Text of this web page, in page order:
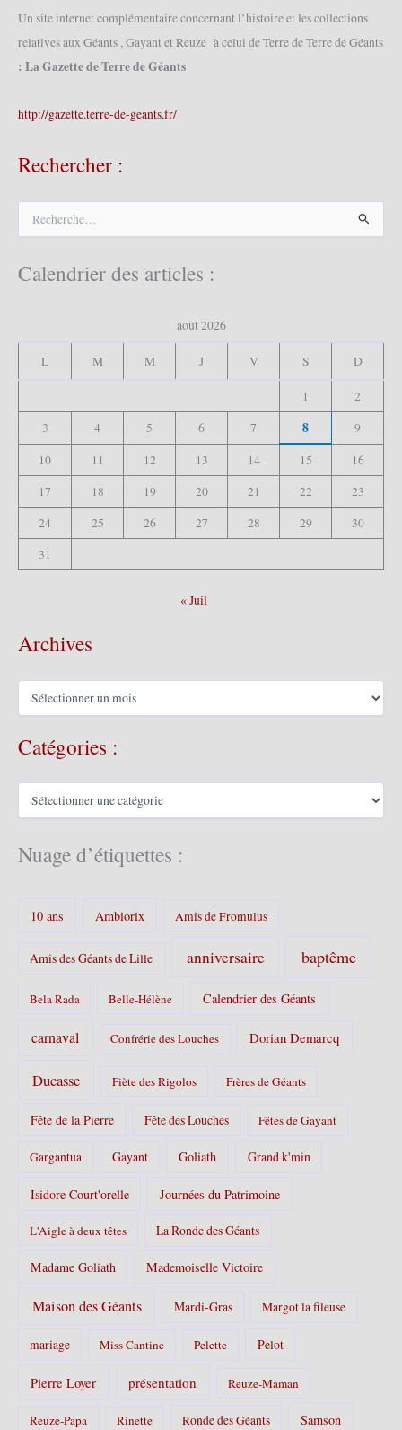
Un site internet complémentaire concernant l’histoire et les collections
relatives aux Géants , Gayant et Reuze à celui de Terre de Terre de Géants
: La Gazette de Terre de Géants
http://gazette.terre-de-geants.fr/
Rechercher :
e
Calendrier des articles :
août 2026
L M M J V S D
1
2
3
4 5 6 7 8
9
10
11 12 13 14 15
16
17
18 19 20 21 22
23
24
25 26 27 28 29
30
31
« Juil
Archives
A
h
s
Catégories :
C
é
g
Nuage d’étiquettes :
10 ans Ambiorix Amis de Fromulus
Amis des Géants de Lille anniversaire baptême
Bela Rada Belle-Hélène Calendrier des Géants
carnaval Confrérie des Louches Dorian Demarcq
Ducasse Fiète des Rigolos Frères de Géants
Fête de la Pierre Fête des Louches Fêtes de Gayant
Gargantua Gayant Goliath Grand k'min
Isidore Court'orelle Journées du Patrimoine
L'Aigle à deux têtes La Ronde des Géants
Madame Goliath Mademoiselle Victoire
Maison des Géants Mardi-Gras Margot la fileuse
mariage Miss Cantine Pelette Pelot
Pierre Loyer présentation Reuze-Maman
Reuze-Papa Rinette Ronde des Géants Samson